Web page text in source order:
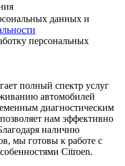
данных и
персональных
полный спектр услуг
автомобилей
диагностическим
нам эффективно
наличию
мы готовы к работе с
Citroen.